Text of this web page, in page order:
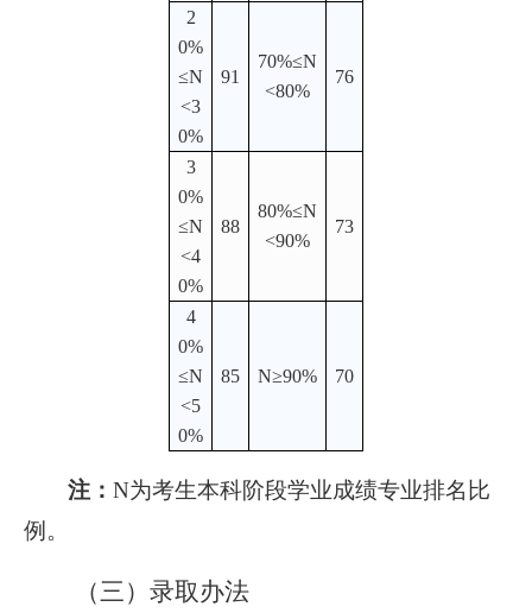
2
0%
≤N
<3
0%
91
70%≤N
<80%
76
3
0%
≤N
<4
0%
88
80%≤N
<90%
73
4
0%
≤N
<5
0%
85 N≥90% 70
注： N为考生本科阶段学业成绩专业排名比
例。
（三）录取办法